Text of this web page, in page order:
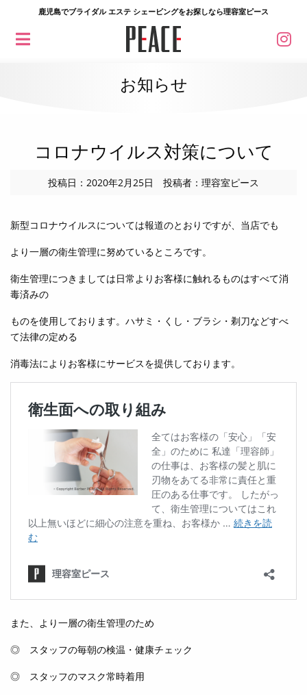
鹿児島でブライダル エステ シェービングをお探しなら理容室ピース
お知らせ
コロナウイルス対策について
投稿日：2020年2月25日 投稿者：理容室ピース
新型コロナウイルスについては報道のとおりですが、当店でも
より一層の衛生管理に努めているところです。
衛生管理につきましては日常よりお客様に触れるものはすべて消
毒済みの
ものを使用しております。ハサミ・くし・ブラシ・剃刀などすべ
て法律の定める
消毒法によりお客様にサービスを提供しております。
また、より一層の衛生管理のため
◎ スタッフの毎朝の検温・健康チェック
◎ スタッフのマスク常時着用